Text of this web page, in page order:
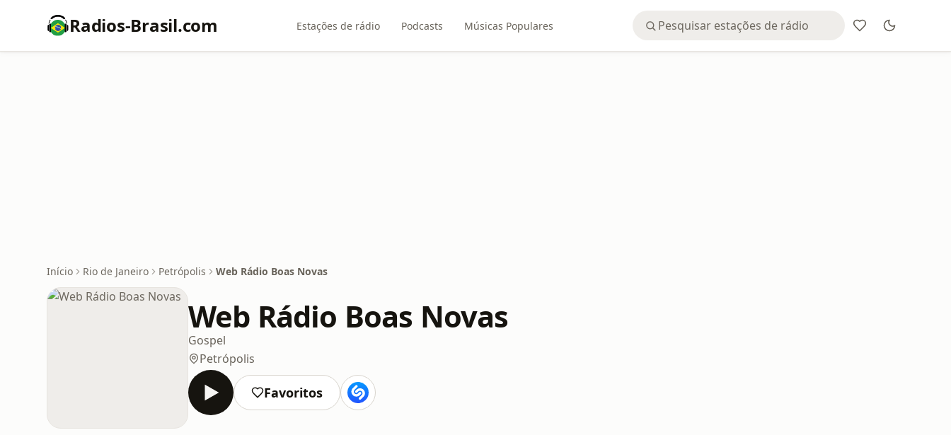
Radios-Brasil.com Estações de rádio Podcasts Músicas Populares
Início Rio de Janeiro Petrópolis Web Rádio Boas Novas
Web Rádio Boas Novas
Gospel
Petrópolis
Favoritos